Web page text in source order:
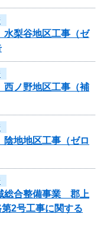
梨谷地区工事（ゼ
ノ野地区工事（補
地地区工事（ゼロ
総合整備事業 郡上
2号工事に関する